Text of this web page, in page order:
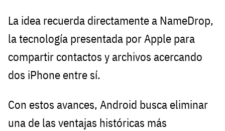
La idea recuerda directamente a NameDrop,
la tecnología presentada por Apple para
compartir contactos y archivos acercando
dos iPhone entre sí.
Con estos avances, Android busca eliminar
una de las ventajas históricas más